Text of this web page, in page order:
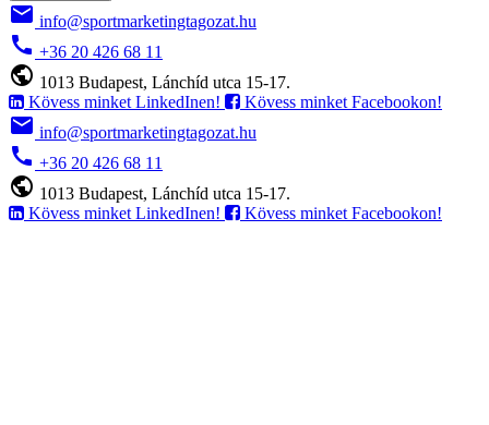
email info@sportmarketingtagozat.hu
call +36 20 426 68 11
public 1013 Budapest, Lánchíd utca 15-17.
Kövess minket LinkedInen!
Kövess minket Facebookon!
email info@sportmarketingtagozat.hu
call +36 20 426 68 11
public 1013 Budapest, Lánchíd utca 15-17.
Kövess minket LinkedInen!
Kövess minket Facebookon!